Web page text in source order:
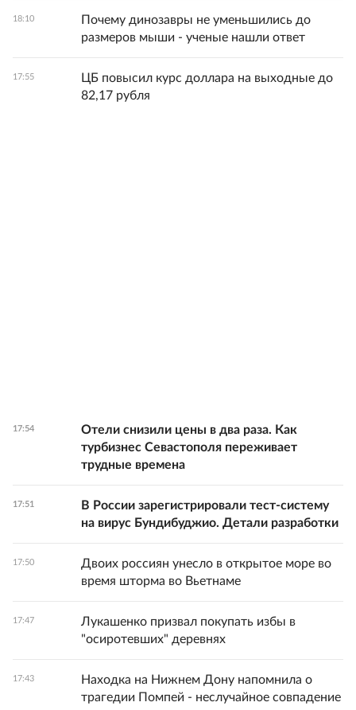
18:10
Почему динозавры не уменьшились до
размеров мыши - ученые нашли ответ
17:55
ЦБ повысил курс доллара на выходные до
82,17 рубля
17:54
Отели снизили цены в два раза. Как
турбизнес Севастополя переживает
трудные времена
17:51
В России зарегистрировали тест-систему
на вирус Бундибуджио. Детали разработки
17:50
Двоих россиян унесло в открытое море во
время шторма во Вьетнаме
17:47
Лукашенко призвал покупать избы в
"осиротевших" деревнях
17:43
Находка на Нижнем Дону напомнила о
трагедии Помпей - неслучайное совпадение